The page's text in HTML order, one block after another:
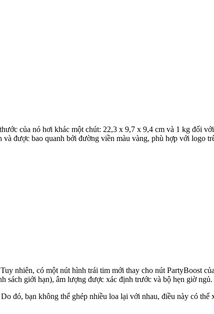
của nó hơi khác một chút: 22,3 x 9,7 x 9,4 cm và 1 kg đối
được bao quanh bởi đường viền màu vàng, phù hợp với logo
nhiên, có một nút hình trái tim mới thay cho nút PartyBoost
sách giới hạn), âm lượng được xác định trước và bộ hẹn giờ ngủ.
đó, bạn không thể ghép nhiều loa lại với nhau, điều này có